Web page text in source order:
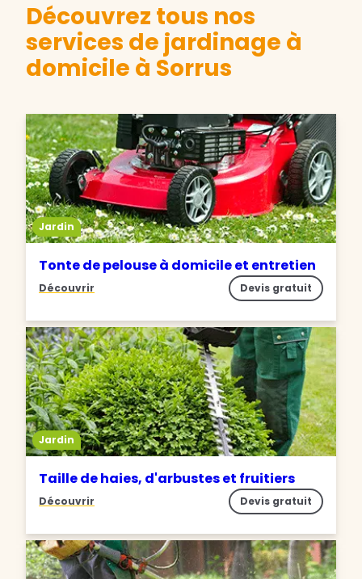
Découvrez tous nos
services de jardinage à
domicile à Sorrus
Jardin
Tonte de pelouse à domicile et entretien
Découvrir Devis gratuit
Jardin
Taille de haies, d'arbustes et fruitiers
Découvrir Devis gratuit